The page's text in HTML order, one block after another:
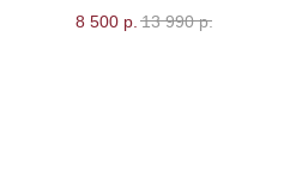
8 500 р. 13 990 р.
Meta Platforms Inc.,
которой запрещена в РФ